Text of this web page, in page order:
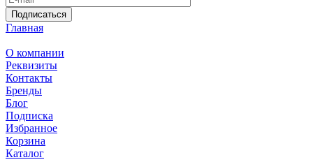
Подписаться
Главная
О компании
Реквизиты
Контакты
Бренды
Блог
Подписка
Избранное
Корзина
Каталог